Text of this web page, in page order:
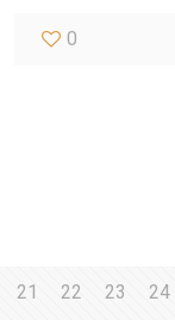
0
21 22 23 24